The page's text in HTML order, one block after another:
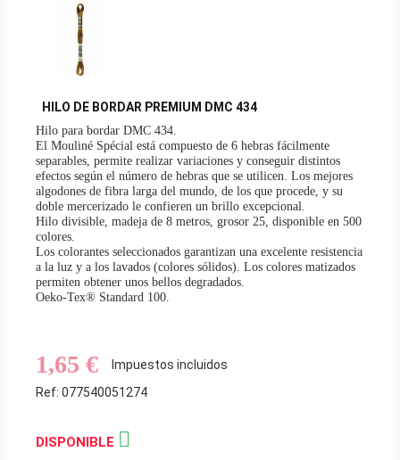
HILO DE BORDAR PREMIUM DMC 434
Hilo para bordar DMC 434.
El Mouliné Spécial está compuesto de 6 hebras fácilmente
separables, permite realizar variaciones y conseguir distintos
efectos según el número de hebras que se utilicen. Los mejores
algodones de fibra larga del mundo, de los que procede, y su
doble mercerizado le confieren un brillo excepcional.
Hilo divisible, madeja de 8 metros, grosor 25, disponible en 500
colores.
Los colorantes seleccionados garantizan una excelente resistencia
a la luz y a los lavados (colores sólidos). Los colores matizados
permiten obtener unos bellos degradados.
Oeko-Tex® Standard 100.
1,65 €
Impuestos incluidos
Ref: 077540051274
DISPONIBLE 